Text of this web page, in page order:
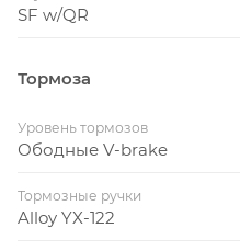
SF w/QR
Тормоза
Уровень тормозов
Ободные V-brake
Тормозные ручки
Alloy YX-122